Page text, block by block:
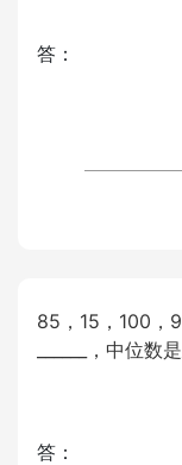
答：
85，15，100，
______，中位数是
答：